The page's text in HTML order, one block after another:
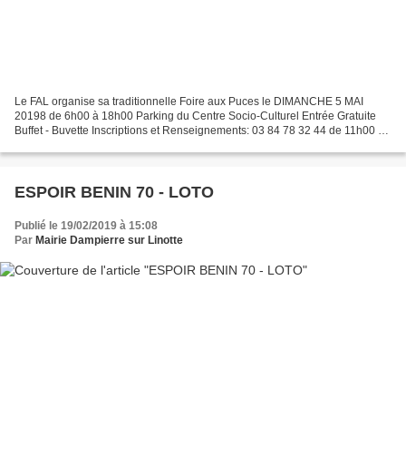
Le FAL organise sa traditionnelle Foire aux Puces le DIMANCHE 5 MAI
20198 de 6h00 à 18h00 Parking du Centre Socio-Culturel Entrée Gratuite
Buffet - Buvette Inscriptions et Renseignements: 03 84 78 32 44 de 11h00 à
ESPOIR BENIN 70 - LOTO
Publié le 19/02/2019 à 15:08
Par Mairie Dampierre sur Linotte